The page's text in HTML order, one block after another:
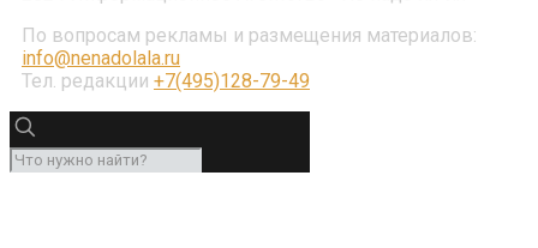
По вопросам рекламы и размещения материалов:
info@nenadolala.ru
Тел. редакции +7(495)128-79-49